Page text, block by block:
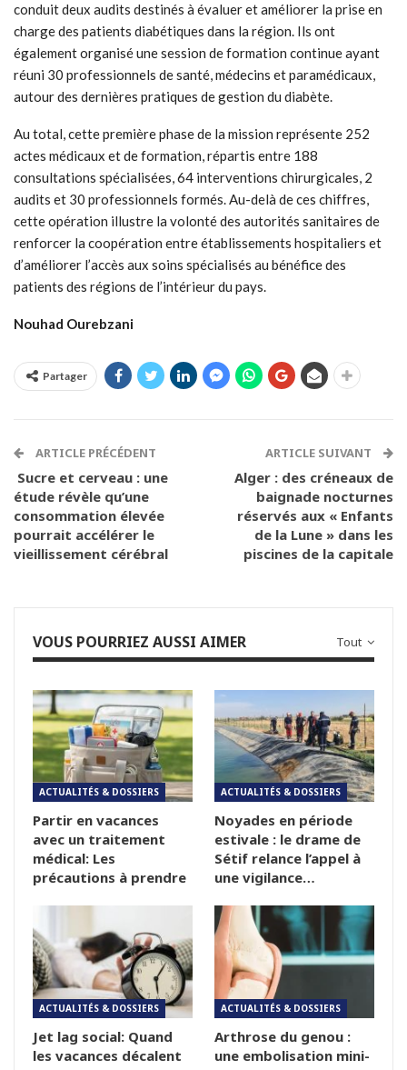
conduit deux audits destinés à évaluer et améliorer la prise en
charge des patients diabétiques dans la région. Ils ont
également organisé une session de formation continue ayant
réuni 30 professionnels de santé, médecins et paramédicaux,
autour des dernières pratiques de gestion du diabète.
Au total, cette première phase de la mission représente 252
actes médicaux et de formation, répartis entre 188
consultations spécialisées, 64 interventions chirurgicales, 2
audits et 30 professionnels formés. Au-delà de ces chiffres,
cette opération illustre la volonté des autorités sanitaires de
renforcer la coopération entre établissements hospitaliers et
d’améliorer l’accès aux soins spécialisés au bénéfice des
patients des régions de l’intérieur du pays.
Nouhad Ourebzani
Partager
ARTICLE PRÉCÉDENT
Sucre et cerveau : une
étude révèle qu’une
consommation élevée
pourrait accélérer le
vieillissement cérébral
ARTICLE SUIVANT
Alger : des créneaux de
baignade nocturnes
réservés aux « Enfants
de la Lune » dans les
piscines de la capitale
Tout
VOUS POURRIEZ AUSSI AIMER
ACTUALITÉS & DOSSIERS
Partir en vacances
avec un traitement
médical: Les
précautions à prendre
ACTUALITÉS & DOSSIERS
Noyades en période
estivale : le drame de
Sétif relance l’appel à
une vigilance…
ACTUALITÉS & DOSSIERS
Jet lag social: Quand
les vacances décalent
ACTUALITÉS & DOSSIERS
Arthrose du genou :
une embolisation mini-